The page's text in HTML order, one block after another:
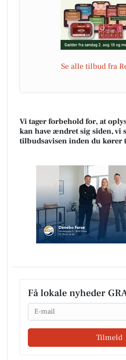
Se alle tilbud fra
Vi tager forbehold for, at
kan have ændret sig siden, vi
tilbudsavisen inden du
Få lokale nyheder
Email
Tilmeld